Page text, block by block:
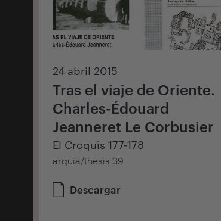
24 abril 2015
Tras el viaje de Oriente.
Charles-Édouard
Jeanneret Le Corbusier
El Croquis 177-178
arquia/thesis 39
Descargar